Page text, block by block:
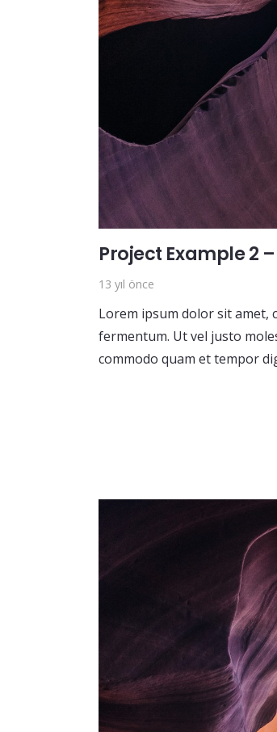
Project Example 2
13 yıl önce
Lorem ipsum dolor sit amet,
fermentum. Ut vel justo
commodo quam et tempor